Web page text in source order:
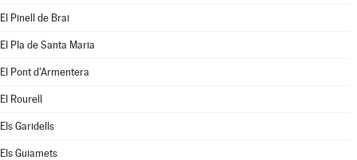
El Pinell de Brai
El Pla de Santa Maria
El Pont d'Armentera
El Rourell
Els Garidells
Els Guiamets